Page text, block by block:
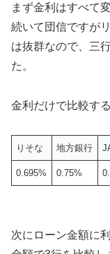
まず金利はすべて
続いて団信ですが
は抜群なので、三
た。
金利だけで比較す
りそな 地方銀行
0.695% 0.75%
次にローン金額に